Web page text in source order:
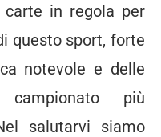
in regola per
questo sport, forte
notevole e delle
più
salutarvi siamo